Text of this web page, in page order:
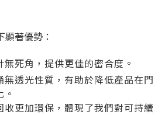
著優勢：
無死角，提供更佳的密合度。
無透光性質，有助於降低產品在門
收更加環保，體現了我們對可持續